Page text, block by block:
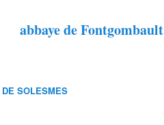
abbaye de Fontgombault
SOLESMES